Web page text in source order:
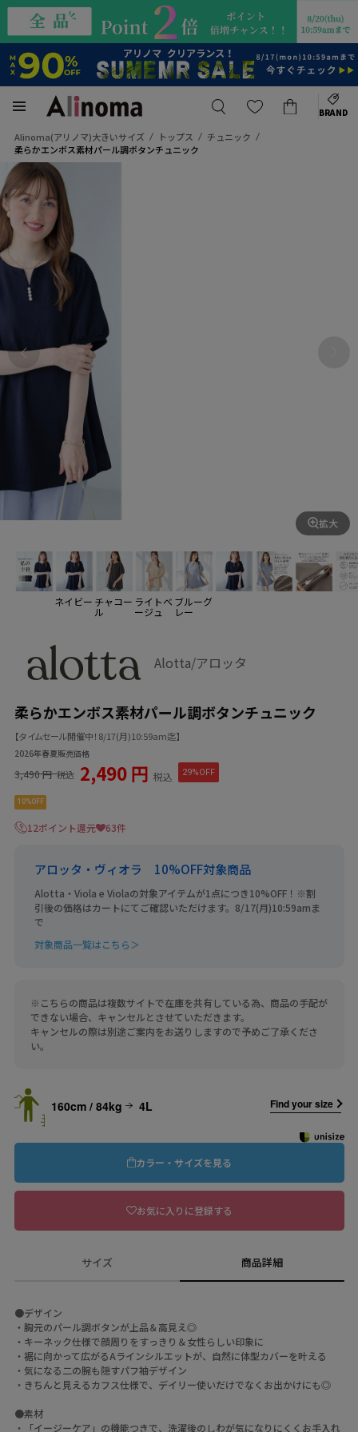
BRAND
Alinoma(アリノマ)大きいサイズ トップス
チュニック
柔らかエンボス素材パール調ボタンチュニック
拡大
ネイビー チャコー
ル
ライトベ
ージュ
ブルーグ
レー
Alotta/アロッタ
柔らかエンボス素材パール調ボタンチュニック
【タイムセール開催中！8/17(月)10:59am迄】
2026年春夏販売価格
3,490 円 税込 2,490 円 税込 29%OFF
10%OFF
12ポイント還元 63件
アロッタ・ヴィオラ 10%OFF対象商品
Alotta・Viola e Violaの対象アイテムが1点につき10%OFF！※割
引後の価格はカートにてご確認いただけます。8/17(月)10:59amま
で
対象商品一覧はこちら＞
※こちらの商品は複数サイトで在庫を共有している為、商品の手配が
できない場合、キャンセルとさせていただきます。
キャンセルの際は別途ご案内をお送りしますので予めご了承くださ
い。
160cm / 84kg 4L Find your size
カラー・サイズを見る
お気に入りに登録する
サイズ 商品詳細
●デザイン
・胸元のパール調ボタンが上品＆高見え◎
・キーネック仕様で顔周りをすっきり＆女性らしい印象に
・裾に向かって広がるAラインシルエットが、自然に体型カバーを叶える
・気になる二の腕も隠すパフ袖デザイン
・きちんと見えるカフス仕様で、デイリー使いだけでなくお出かけにも◎
●素材
・「イージーケア」の機能つきで、洗濯後のしわが気になりにくくお手入れ